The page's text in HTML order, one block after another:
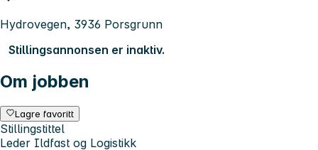
Hydrovegen, 3936 Porsgrunn
Stillingsannonsen er inaktiv.
Om jobben
Lagre favoritt
Stillingstittel
Leder Ildfast og Logistikk